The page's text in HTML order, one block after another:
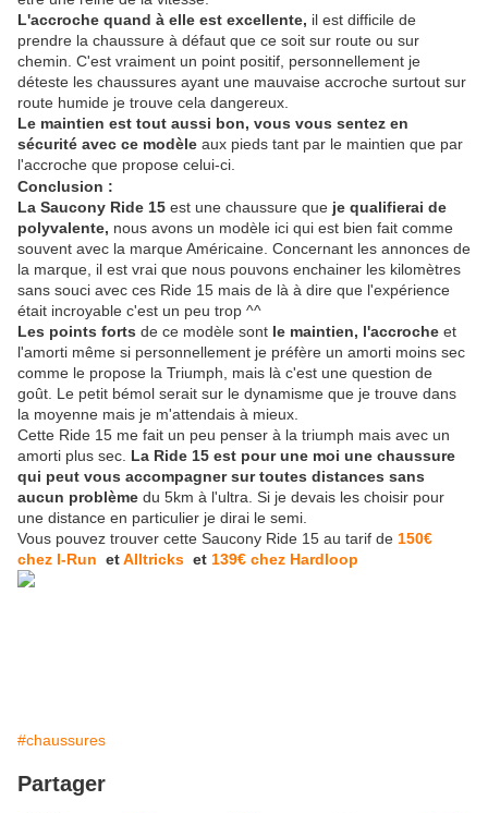
L'accroche quand à elle est excellente, il est difficile de
prendre la chaussure à défaut que ce soit sur route ou sur
chemin. C'est vraiment un point positif, personnellement je
déteste les chaussures ayant une mauvaise accroche surtout sur
route humide je trouve cela dangereux.
Le maintien est tout aussi bon, vous vous sentez en
sécurité avec ce modèle aux pieds tant par le maintien que par
l'accroche que propose celui-ci.
Conclusion :
La Saucony Ride 15 est une chaussure que je qualifierai de
polyvalente, nous avons un modèle ici qui est bien fait comme
souvent avec la marque Américaine. Concernant les annonces de
la marque, il est vrai que nous pouvons enchainer les kilomètres
sans souci avec ces Ride 15 mais de là à dire que l'expérience
était incroyable c'est un peu trop ^^
Les points forts de ce modèle sont le maintien, l'accroche et
l'amorti même si personnellement je préfère un amorti moins sec
comme le propose la Triumph, mais là c'est une question de
goût. Le petit bémol serait sur le dynamisme que je trouve dans
la moyenne mais je m'attendais à mieux.
Cette Ride 15 me fait un peu penser à la triumph mais avec un
amorti plus sec. La Ride 15 est pour une moi une chaussure
qui peut vous accompagner sur toutes distances sans
aucun problème du 5km à l'ultra. Si je devais les choisir pour
une distance en particulier je dirai le semi.
Vous pouvez trouver cette Saucony Ride 15 au tarif de 150€
chez I-Run etAlltricks et 139€ chez Hardloop
#chaussures
Partager